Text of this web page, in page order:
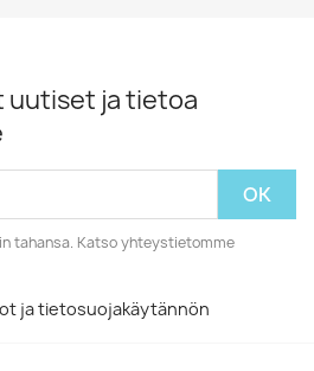
uutiset ja tietoa
tahansa. Katso yhteystietomme
ja tietosuojakäytännön